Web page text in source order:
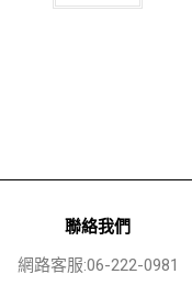
聯絡我們
網路客服:06-222-0981